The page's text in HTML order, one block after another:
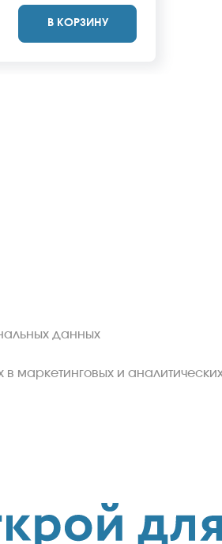
блюда может
сайте.
В КОРЗИНУ
данных
маркетинговых и